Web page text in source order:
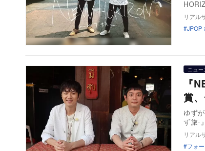
リアル
JPOP
ニュー
『
賞
ゆず
ず旅-
リアル
フォ